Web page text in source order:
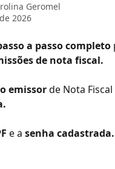
Geromel
2026
a passo completo
de nota fiscal.
emissor de Nota
e a senha cadastrada.